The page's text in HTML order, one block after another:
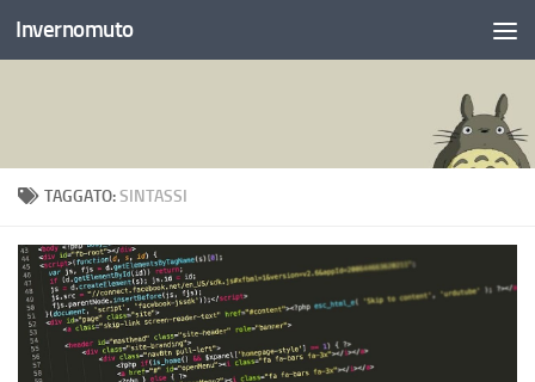
Salta al contenuto
Invernomuto
TAGGATO:SINTASSI